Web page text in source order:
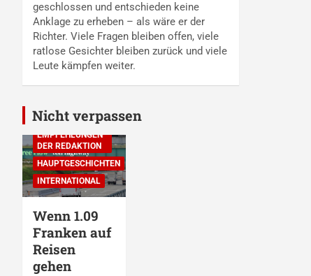
geschlossen und entschieden keine
Anklage zu erheben – als wäre er der
Richter. Viele Fragen bleiben offen, viele
ratlose Gesichter bleiben zurück und viele
Leute kämpfen weiter.
Nicht verpassen
EMPFEHLUNGEN
DER REDAKTION
HAUPTGESCHICHTEN
INTERNATIONAL
Wenn 1.09
Franken auf
Reisen
gehen